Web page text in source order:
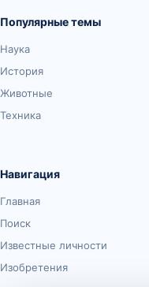
Популярные темы
Наука
История
Животные
Техника
Навигация
Главная
Поиск
Известные личности
Изобретения